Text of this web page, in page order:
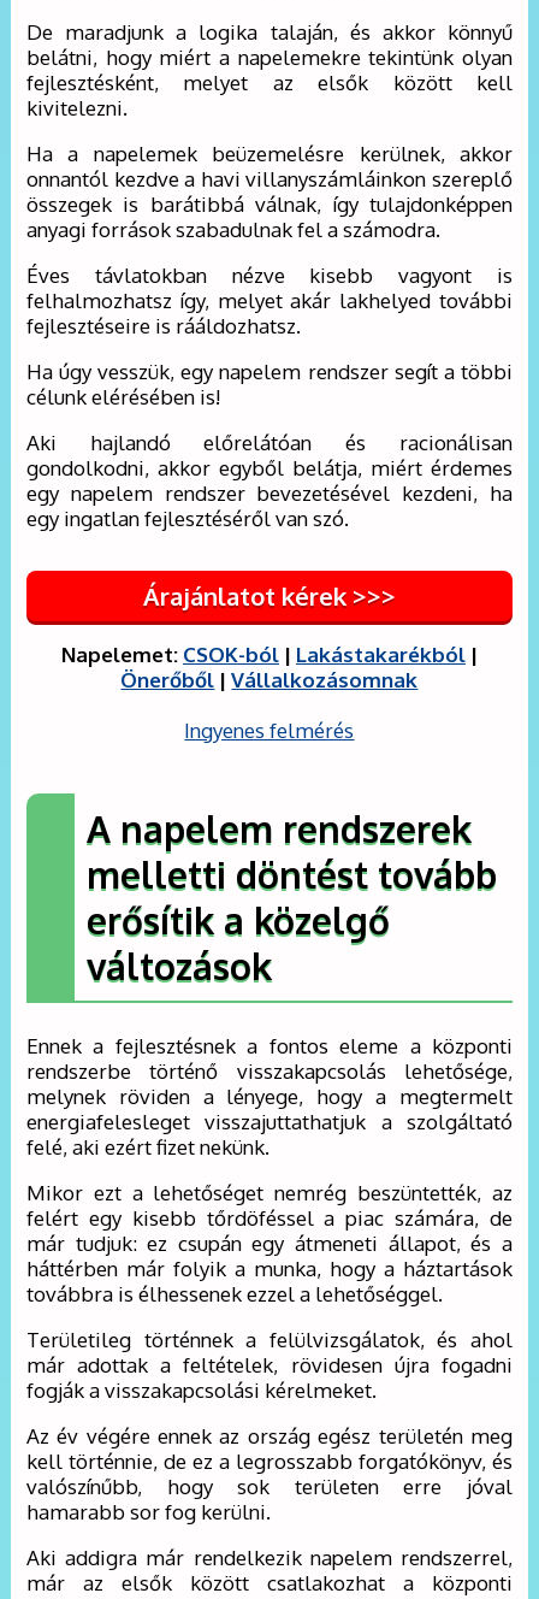
De maradjunk a logika talaján, és akkor könnyű
belátni, hogy miért a napelemekre tekintünk olyan
fejlesztésként, melyet az elsők között kell
kivitelezni.
Ha a napelemek beüzemelésre kerülnek, akkor
onnantól kezdve a havi villanyszámláinkon szereplő
összegek is barátibbá válnak, így tulajdonképpen
anyagi források szabadulnak fel a számodra.
Éves távlatokban nézve kisebb vagyont is
felhalmozhatsz így, melyet akár lakhelyed további
fejlesztéseire is rááldozhatsz.
Ha úgy vesszük, egy napelem rendszer segít a többi
célunk elérésében is!
Aki hajlandó előrelátóan és racionálisan
gondolkodni, akkor egyből belátja, miért érdemes
egy napelem rendszer bevezetésével kezdeni, ha
egy ingatlan fejlesztéséről van szó.
Árajánlatot kérek >>>
Napelemet: CSOK-ból| Lakástakarékból|
Önerőből |Vállalkozásomnak
Ingyenes felmérés
A napelem rendszerek
melletti döntést tovább
erősítik a közelgő
változások
Ennek a fejlesztésnek a fontos eleme a központi
rendszerbe történő visszakapcsolás lehetősége,
melynek röviden a lényege, hogy a megtermelt
energiafelesleget visszajuttathatjuk a szolgáltató
felé, aki ezért fizet nekünk.
Mikor ezt a lehetőséget nemrég beszüntették, az
felért egy kisebb tőrdöféssel a piac számára, de
már tudjuk: ez csupán egy átmeneti állapot, és a
háttérben már folyik a munka, hogy a háztartások
továbbra is élhessenek ezzel a lehetőséggel.
Területileg történnek a felülvizsgálatok, és ahol
már adottak a feltételek, rövidesen újra fogadni
fogják a visszakapcsolási kérelmeket.
Az év végére ennek az ország egész területén meg
kell történnie, de ez a legrosszabb forgatókönyv, és
valószínűbb, hogy sok területen erre jóval
hamarabb sor fog kerülni.
Aki addigra már rendelkezik napelem rendszerrel,
már az elsők között csatlakozhat a központi